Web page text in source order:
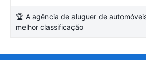
🏆 A agência de aluguer de
melhor classificação